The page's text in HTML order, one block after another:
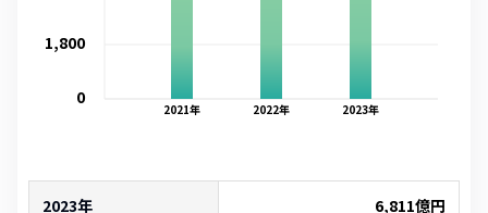
2021年 2022年 2023年
0
1,800
2023年 6,811億円